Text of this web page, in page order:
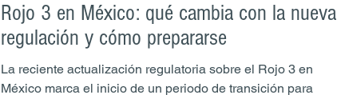
Rojo 3 en México: qué cambia con la nueva
regulación y cómo prepararse
La reciente actualización regulatoria sobre el Rojo 3 en
México marca el inicio de un periodo de transición para